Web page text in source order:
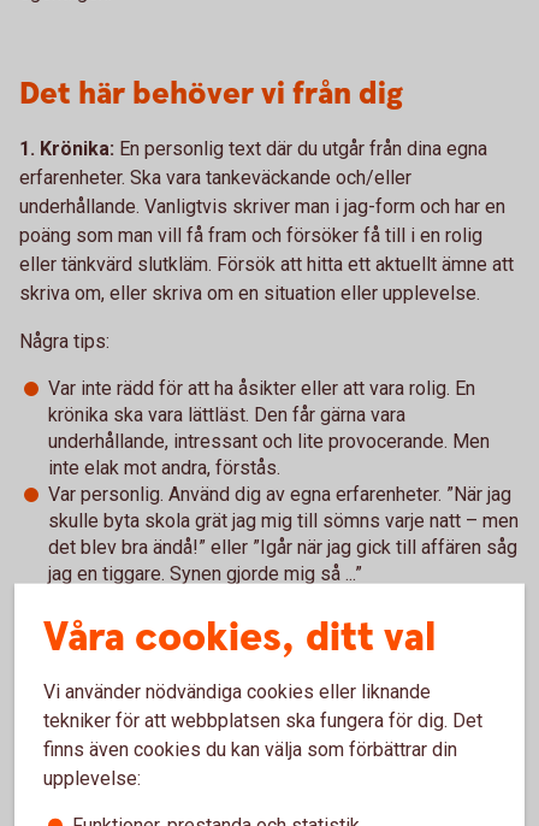
Det här behöver vi från dig
1. Krönika: En personlig text där du utgår från dina egna
erfarenheter. Ska vara tankeväckande och/eller
underhållande. Vanligtvis skriver man i jag-form och har en
poäng som man vill få fram och försöker få till i en rolig
eller tänkvärd slutkläm. Försök att hitta ett aktuellt ämne att
skriva om, eller skriva om en situation eller upplevelse.
Några tips:
Var inte rädd för att ha åsikter eller att vara rolig. En
krönika ska vara lättläst. Den får gärna vara
underhållande, intressant och lite provocerande. Men
inte elak mot andra, förstås.
Var personlig. Använd dig av egna erfarenheter. ”När jag
skulle byta skola grät jag mig till sömns varje natt – men
det blev bra ändå!” eller ”Igår när jag gick till affären såg
jag en tiggare. Synen gjorde mig så ...”
vikingatiden kan inte vara en krönika.
2. Faktaruta om skribenten:Vi vill veta lite mer om
avsändaren bakom texten.
Våra cookies, ditt val
Vi använder nödvändiga cookies eller liknande
tekniker för att webbplatsen ska fungera för dig. Det
finns även cookies du kan välja som förbättrar din
upplevelse: